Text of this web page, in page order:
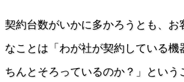
Dell PowerEdge
HPEストレージ
HPEサーバー
契約台数がいかに多かろうとも、お
なことは「わが社が契約している機
ちんとそろっているのか？」という